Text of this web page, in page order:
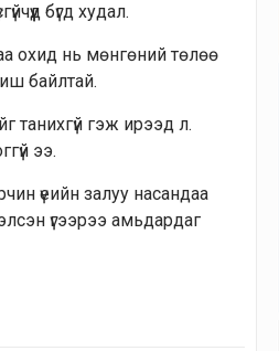
бүгд худал.
охид нь мөнгөний төлөө
байлтай.
танихгүй гэж ирээд л.
ээ.
үеийн залуу насандаа
үгээрээ амьдардаг